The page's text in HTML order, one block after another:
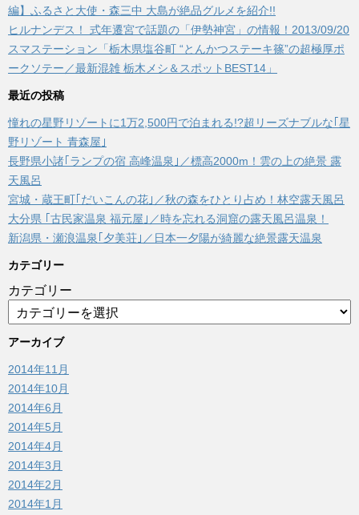
編】ふるさと大使・森三中 大島が絶品グルメを紹介!!
ヒルナンデス！ 式年遷宮で話題の「伊勢神宮」の情報！2013/09/20
スマステーション「栃木県塩谷町 “とんかつステーキ篠”の超極厚ポ
ークソテー／最新混雑 栃木メシ＆スポットBEST14」
最近の投稿
憧れの星野リゾートに1万2,500円で泊まれる!?超リーズナブルな｢星
野リゾート 青森屋｣
長野県小諸｢ランプの宿 高峰温泉｣／標高2000m！雲の上の絶景 露
天風呂
宮城・蔵王町｢だいこんの花｣／秋の森をひとり占め！林空露天風呂
大分県 ｢古民家温泉 福元屋｣／時を忘れる洞窟の露天風呂温泉！
新潟県・瀬浪温泉｢夕美荘｣／日本一夕陽が綺麗な絶景露天温泉
カテゴリー
カテゴリー
アーカイブ
2014年11月
2014年10月
2014年6月
2014年5月
2014年4月
2014年3月
2014年2月
2014年1月